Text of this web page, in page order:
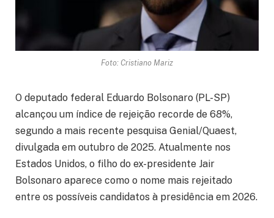
Foto: Cristiano Mariz
O deputado federal Eduardo Bolsonaro (PL-SP)
alcançou um índice de rejeição recorde de 68%,
segundo a mais recente pesquisa Genial/Quaest,
divulgada em outubro de 2025. Atualmente nos
Estados Unidos, o filho do ex-presidente Jair
Bolsonaro aparece como o nome mais rejeitado
entre os possíveis candidatos à presidência em 2026.